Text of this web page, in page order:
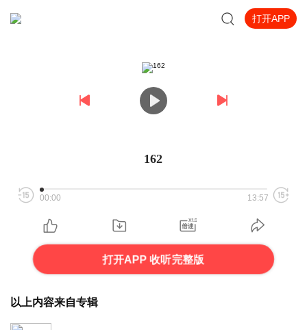
打开APP
162
00:00 13:57
打开APP 收听完整版
以上内容来自专辑